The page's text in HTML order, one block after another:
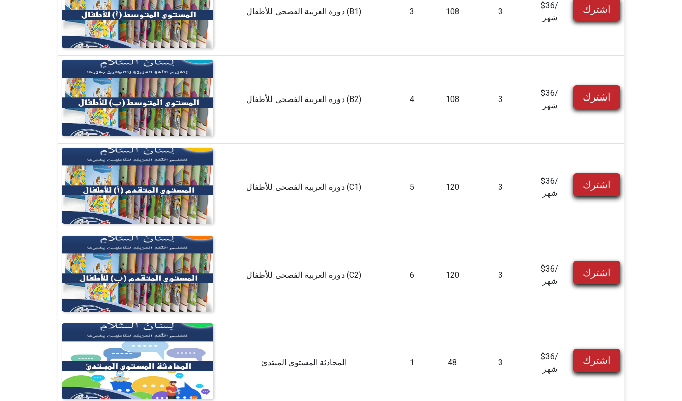
دورة العربية الفصحى للأطفال (B1) 3 108 3
$36/
شهر
اشترك
دورة العربية الفصحى للأطفال (B2) 4 108 3
$36/
شهر
اشترك
دورة العربية الفصحى للأطفال (C1) 5 120 3
$36/
شهر
اشترك
دورة العربية الفصحى للأطفال (C2) 6 120 3
$36/
شهر
اشترك
المحادثة المستوى المبتدئ 1 48 3
$36/
شهر
اشترك